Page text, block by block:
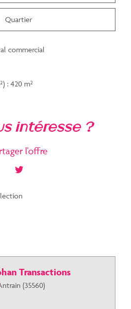
Quartier
commercial
: 420 m²
intéresse ?
l'offre
Transactions
(35560)